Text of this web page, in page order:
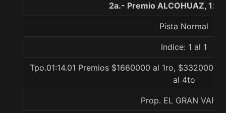
2a.- Premio ALCOHUAZ,
Pista Normal
Indice: 1 al 1
Tpo.01:14.01 Premios $1660000 al 1ro, $332000
al 4to
Prop. EL GRAN